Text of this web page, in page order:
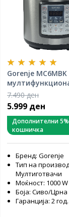
Gorenje MC6MBK
готвач
7.490 ден
5.999 ден
Дополнителни
кошничка
Бренд: Gorenje
Тип на
Мултиготвачи
Моќност: 1000 W
Боја: Сиво/Црна
Гаранција: 2 год.